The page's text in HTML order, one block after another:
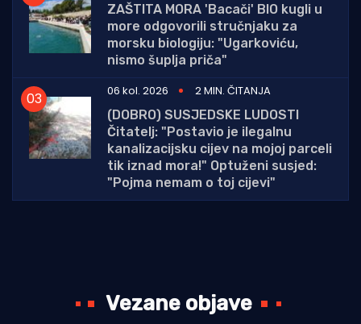
ZAŠTITA MORA 'Bacači' BIO kugli u
more odgovorili stručnjaku za
morsku biologiju: "Ugarkoviću,
nismo šuplja priča"
06 kol. 2026
2 MIN. ČITANJA
(DOBRO) SUSJEDSKE LUDOSTI
Čitatelj: "Postavio je ilegalnu
kanalizacijsku cijev na mojoj parceli
tik iznad mora!" Optuženi susjed:
"Pojma nemam o toj cijevi"
Vezane objave